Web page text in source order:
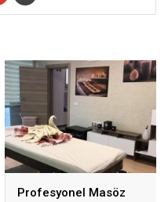
Profesyonel Masöz